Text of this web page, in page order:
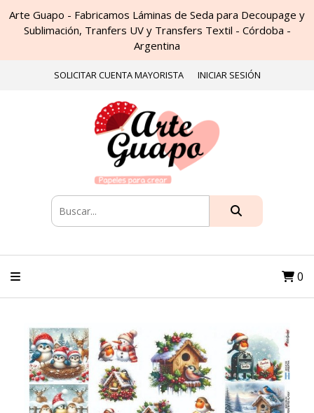
Arte Guapo - Fabricamos Láminas de Seda para Decoupage y
Sublimación, Tranfers UV y Transfers Textil - Córdoba -
Argentina
SOLICITAR CUENTA MAYORISTA INICIAR SESIÓN
0